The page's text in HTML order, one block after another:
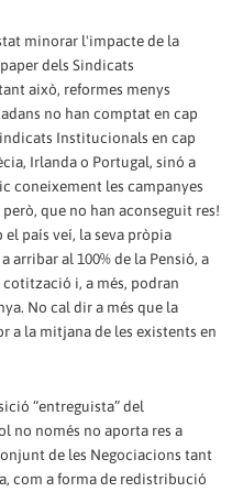
minorar l'impacte de la
dels Sindicats
això, reformes menys
no han comptat en cap
Institucionals en cap
Irlanda o Portugal, sinó a
coneixement les campanyes
que no han aconseguit res!
país veí, la seva pròpia
arribar al 100% de la Pensió, a
cotització i, a més, podran
No cal dir a més que la
a la mitjana de les existents en
“entreguista” del
no només no aporta res a
de les Negociacions tant
com a forma de redistribució